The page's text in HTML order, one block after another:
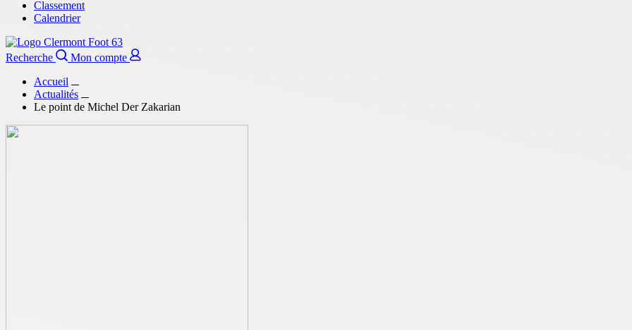
Classement
Calendrier
Recherche
Mon compte
Accueil
Actualités
Le point de Michel Der Zakarian